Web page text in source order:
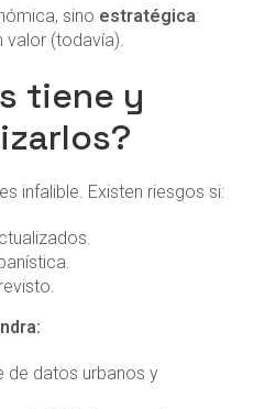
sino estratégica:
valor (todavía).
tiene y
infalible. Existen riesgos si:
de datos urbanos y